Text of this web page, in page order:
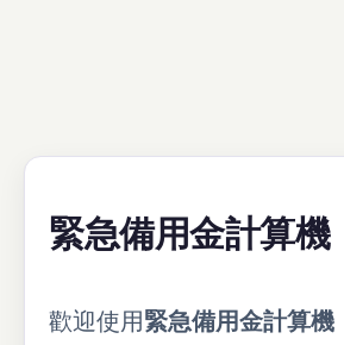
緊急備用金計算機
歡迎使用緊急備用金計算機